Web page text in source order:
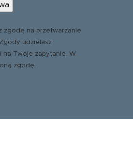
zgodę na przetwarzanie
udzielasz
na Twoje zapytanie. W
zgodę.